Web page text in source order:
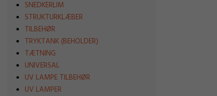
SNEDKERLIM
STRUKTURKLÆBER
TILBEHØR
TRYKTANK (BEHOLDER)
TÆTNING
UNIVERSAL
UV LAMPE TILBEHØR
UV LAMPER